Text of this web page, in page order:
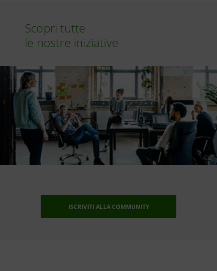
Scopri tutte
le nostre iniziative
ISCRIVITI ALLA COMMUNITY